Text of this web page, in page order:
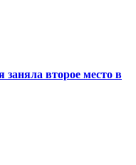
заняла второе место в